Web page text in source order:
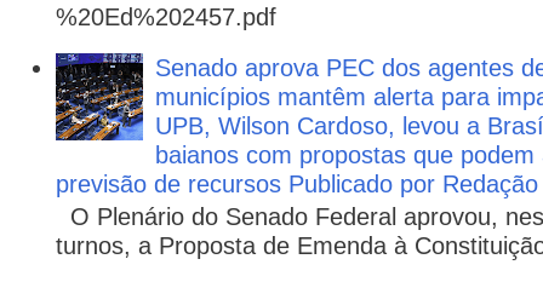
%20Ed%202457.pdf
Senado aprova PEC dos agentes
municípios mantêm alerta para
UPB, Wilson Cardoso, levou a
baianos com propostas que
previsão de recursos Publicado por
O Plenário do Senado Federal aprovou,
turnos, a Proposta de Emenda à